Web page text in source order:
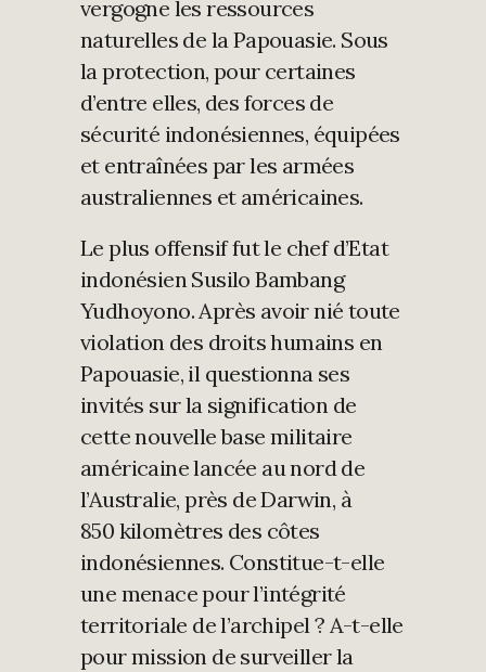
vergogne les ressources
naturelles de la Papouasie. Sous
la protection, pour certaines
d’entre elles, des forces de
sécurité indonésiennes, équipées
et entraînées par les armées
australiennes et américaines.
Le plus offensif fut le chef d’Etat
indonésien Susilo Bambang
Yudhoyono. Après avoir nié toute
violation des droits humains en
Papouasie, il questionna ses
invités sur la signification de
cette nouvelle base militaire
américaine lancée au nord de
l’Australie, près de Darwin, à
850 kilomètres des côtes
indonésiennes. Constitue-t-elle
une menace pour l’intégrité
territoriale de l’archipel ? A-t-elle
pour mission de surveiller la